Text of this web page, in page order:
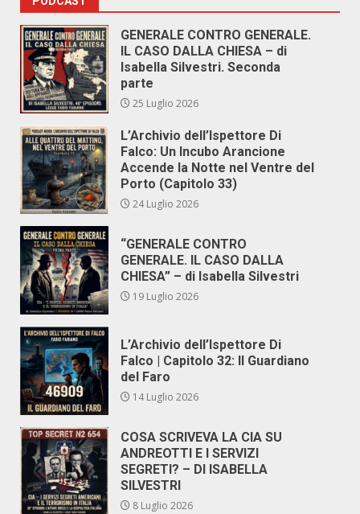
GENERALE CONTRO GENERALE.
IL CASO DALLA CHIESA – di
Isabella Silvestri. Seconda
parte
25 Luglio 2026
L’Archivio dell’Ispettore Di
Falco: Un Incubo Arancione
Accende la Notte nel Ventre del
Porto (Capitolo 33)
24 Luglio 2026
“GENERALE CONTRO
GENERALE. IL CASO DALLA
CHIESA” – di Isabella Silvestri
19 Luglio 2026
L’Archivio dell’Ispettore Di
Falco | Capitolo 32: Il Guardiano
del Faro
14 Luglio 2026
COSA SCRIVEVA LA CIA SU
ANDREOTTI E I SERVIZI
SEGRETI? – DI ISABELLA
SILVESTRI
8 Luglio 2026